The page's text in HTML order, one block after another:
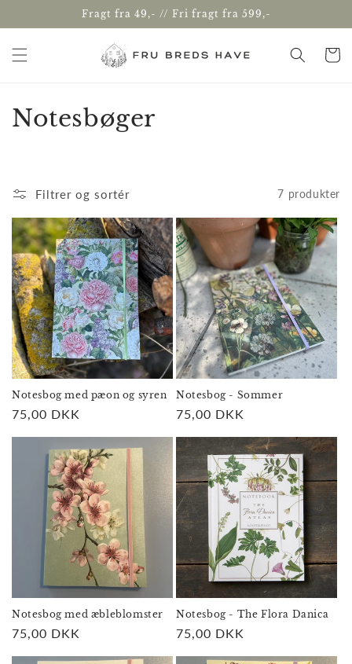
Fragt fra 49,- // Fri fragt fra 599,-
K
e
k
t
i
o
n
:
Notesbøger
Filtrer og sortér 7 produkter
Notesbog med pæon og syren
Normalpris
75,00 DKK
Notesbog - Sommer
Normalpris
75,00 DKK
Notesbog med æbleblomster
Normalpris
75,00 DKK
Notesbog - The Flora Danica
Normalpris
75,00 DKK